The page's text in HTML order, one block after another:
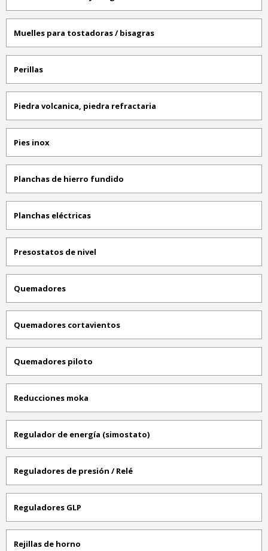
Muelles para tostadoras / bisagras
Perillas
Piedra volcanica, piedra refractaria
Pies inox
Planchas de hierro fundido
Planchas eléctricas
Presostatos de nivel
Quemadores
Quemadores cortavientos
Quemadores piloto
Reducciones moka
Regulador de energía (simostato)
Reguladores de presión / Relé
Reguladores GLP
Rejillas de horno